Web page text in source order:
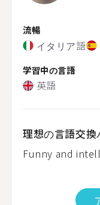
流暢
イタリア語
学習中の言語
英語
理想の言語交
Funny and